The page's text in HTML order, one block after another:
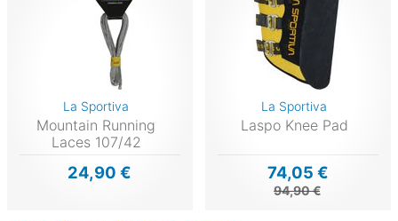
La Sportiva
Mountain Running
Laces 107/42
24,90 €
La Sportiva
Laspo Knee Pad
74,05 €
94,90 €